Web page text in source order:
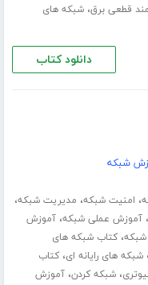
قطعی برق،شبکه های
دانلود کتاب
شبکه
، امنیت شبکه، مدیریت شبکه،
،آموزش عملی شبکه،آموزش
،کتاب شبکه های
شبکه های رایانه ای،کتاب
،شبکه کردن،آموزش